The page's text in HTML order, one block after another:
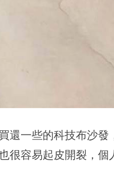
還一些的科技布沙發
很容易起皮開裂，